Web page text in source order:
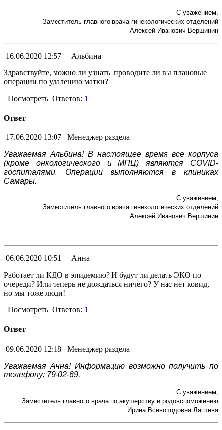
С уважением,
Заместитель главного врача гинекологических отделений
Алексей Иванович Вершинин
16.06.2020 12:57
Альбина
Здравствуйте, можно ли узнать, проводите ли вы плановые
операции по удалению матки?
Посмотреть Ответов: 1
Ответ
17.06.2020 13:07
Менеджер раздела
Уважаемая Альбина! В настоящее время все корпуса
(кроме онкологического и МПЦ) являются COVID-
госпиталями. Операции выполняются в клиниках
Самары.
С уважением,
Заместитель главного врача гинекологических отделений
Алексей Иванович Вершинин
06.06.2020 10:51
Анна
Работает ли КДО в эпидемию? И будут ли делать ЭКО по
очереди? Или теперь не дождаться ничего? У нас нет ковид,
но мы тоже люди!
Посмотреть Ответов: 1
Ответ
09.06.2020 12:18
Менеджер раздела
Уважаемая Анна! Информацию возможно получить по
телефону: 79-02-69.
С уважением,
Заместитель главного врача по акушерству и родовспоможению
Ирина Всеволодовна Лаптева